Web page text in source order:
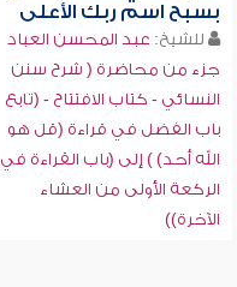
بسبح اسم ربك الأعلى
للشيخ: عبد المحسن العباد
جزء من محاضرة ( شرح سنن
النسائي - كتاب الافتتاح - (تابع
باب الفضل في قراءة (قل هو
الله أحد) ) إلى (باب القراءة في
الركعة الأولى من العشاء
الآخرة))